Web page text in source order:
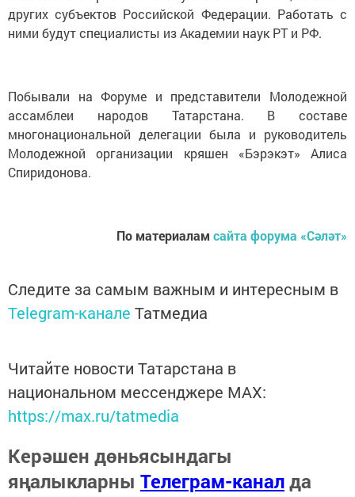
других субъектов Российской Федерации. Работать с
ними будут специалисты из Академии наук РТ и РФ.
Побывали на Форуме и представители Молодежной
ассамблеи народов Татарстана. В составе
многонациональной делегации была и руководитель
Молодежной организации кряшен «Бэрэкэт» Алиса
Спиридонова.
По материалам сайта форума «Сәләт»
Следите за самым важным и интересным в
Telegram-канале Татмедиа
Читайте новости Татарстана в
национальном мессенджере MАХ:
https://max.ru/tatmedia
Керәшен дөньясындагы
яңалыкларны Телеграм-каналда